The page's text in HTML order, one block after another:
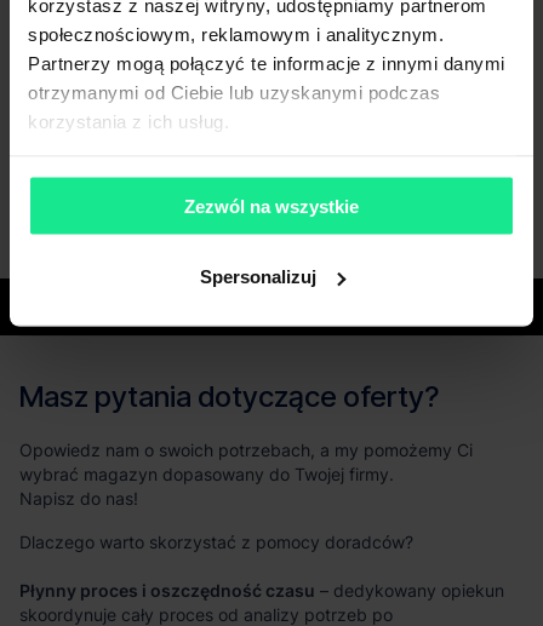
korzystasz z naszej witryny, udostępniamy partnerom
społecznościowym, reklamowym i analitycznym.
Partnerzy mogą połączyć te informacje z innymi danymi
otrzymanymi od Ciebie lub uzyskanymi podczas
korzystania z ich usług.
Zezwól na wszystkie
Spersonalizuj
Masz pytania dotyczące oferty?
Opowiedz nam o swoich potrzebach, a my pomożemy Ci
wybrać magazyn dopasowany do Twojej firmy.
Napisz do nas!
Dlaczego warto skorzystać z pomocy doradców?
Płynny proces i oszczędność czasu – dedykowany opiekun
skoordynuje cały proces od analizy potrzeb po